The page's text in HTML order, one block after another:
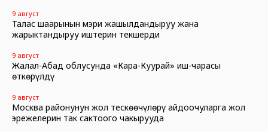
9 август
Талас шаарынын мэри жашылдандыруу жана
жарыктандыруу иштерин текшерди
9 август
Жалал-Абад облусунда «Кара-Куурай» иш-чарасы
өткөрүлдү
9 август
Москва районунун жол тескөөчүлөрү айдоочуларга жол
эрежелерин так сактоого чакырууда